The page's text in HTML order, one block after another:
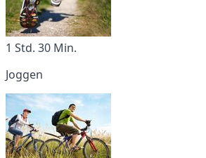
1 Std. 30 Min.
Joggen